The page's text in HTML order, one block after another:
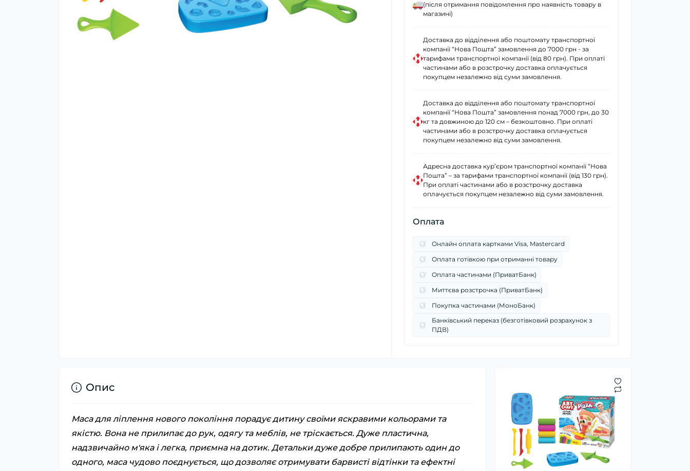
(після отримання повідомлення про наявність товару в
магазині)
Доставка до відділення або поштомату транспортної
компанії “Нова Пошта” замовлення до 7000 грн - за
тарифами транспортної компанії (від 80 грн). При оплаті
частинами або в розстрочку доставка оплачується
покупцем незалежно від суми замовлення.
Доставка до відділення або поштомату транспортної
компанії “Нова Пошта” замовлення понад 7000 грн, до 30
кг та довжиною до 120 см – безкоштовно. При оплаті
частинами або в розстрочку доставка оплачується
покупцем незалежно від суми замовлення.
Адресна доставка курʼєром транспортної компанії “Нова
Пошта” – за тарифами транспортної компанії (від 130 грн).
При оплаті частинами або в розстрочку доставка
оплачується покупцем незалежно від суми замовлення.
Оплата
Онлайн оплата картками Visa, Mastercard
Оплата готівкою при отриманні товару
Оплата частинами (ПриватБанк)
Миттєва розстрочка (ПриватБанк)
Покупка частинами (МоноБанк)
Банківський переказ (безготівковий розрахунок з
ПДВ)
Опис
Маса для ліплення нового покоління порадує дитину своїми яскравими кольорами та
якістю. Вона не прилипає до рук, одягу та меблів, не тріскається. Дуже пластична,
надзвичайно м'яка і легка, приємна на дотик. Детальки дуже добре прилипають один до
одного, маса чудово поєднується, що дозволяє отримувати барвисті відтінки та ефектні